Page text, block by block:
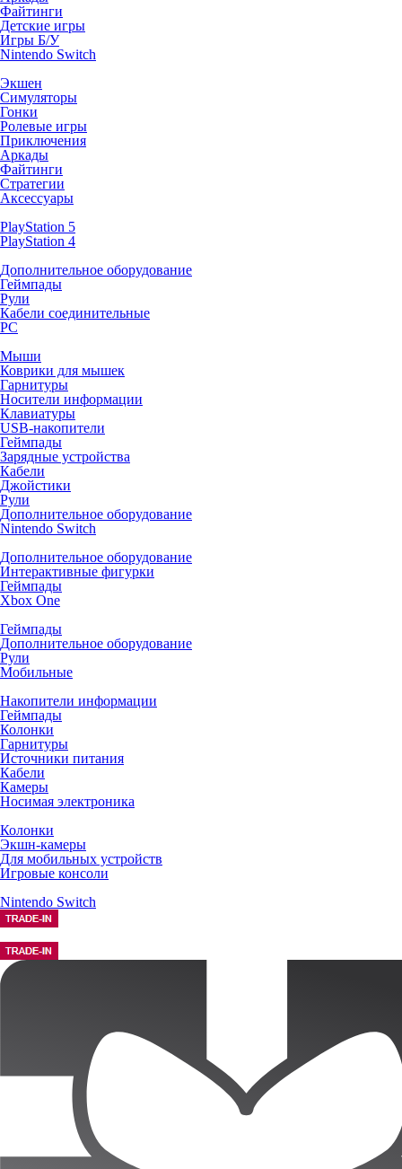
Файтинги
Детские игры
Игры Б/У
Nintendo Switch
Экшен
Симуляторы
Гонки
Ролевые игры
Приключения
Аркады
Файтинги
Стратегии
Аксессуары
PlayStation 5
PlayStation 4
Дополнительное оборудование
Геймпады
Рули
Кабели соединительные
PC
Мыши
Коврики для мышек
Гарнитуры
Носители информации
Клавиатуры
USB-накопители
Геймпады
Зарядные устройства
Кабели
Джойстики
Рули
Дополнительное оборудование
Nintendo Switch
Дополнительное оборудование
Интерактивные фигурки
Геймпады
Xbox One
Геймпады
Дополнительное оборудование
Рули
Мобильные
Накопители информации
Геймпады
Колонки
Гарнитуры
Источники питания
Кабели
Камеры
Носимая электроника
Колонки
Экшн-камеры
Для мобильных устройств
Игровые консоли
Nintendo Switch